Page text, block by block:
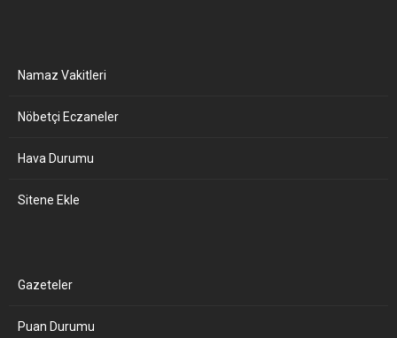
Namaz Vakitleri
Nöbetçi Eczaneler
Hava Durumu
Sitene Ekle
Gazeteler
Puan Durumu